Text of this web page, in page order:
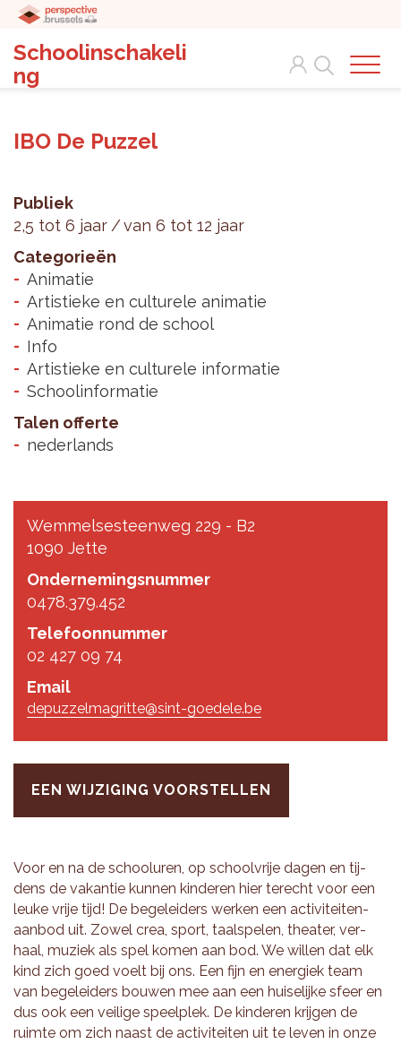
Schoolinschakeli
ng
Search
IBO De Puzzel
Publiek
2,5 tot 6 jaar
van 6 tot 12 jaar
Categorieën
Animatie
Artistieke en culturele animatie
Animatie rond de school
Info
Artistieke en culturele informatie
Schoolinformatie
Talen offerte
nederlands
Wemmelsesteenweg 229 - B2
1090 Jette
Ondernemingsnummer
0478.379.452
Telefoonnummer
02 427 09 74
Email
depuzzelmagritte@sint-goedele.be
EEN WIJZIGING VOORSTELLEN
Voor en na de school­uren, op school­vrije dagen en tij­
dens de va­kan­tie kun­nen kin­de­ren hier te­recht voor een
leuke vrije tijd! De be­ge­lei­ders wer­ken een ac­ti­vi­tei­ten­
aan­bod uit. Zowel crea, sport, taal­spe­len, the­a­ter, ver­
haal, mu­ziek als spel komen aan bod. We wil­len dat elk
kind zich goed voelt bij ons. Een fijn en ener­giek team
van be­ge­lei­ders bou­wen mee aan een hui­se­lij­ke sfeer en
dus ook een vei­li­ge speel­plek. De kin­de­ren krij­gen de
ruim­te om zich naast de ac­ti­vi­tei­ten uit te leven in onze